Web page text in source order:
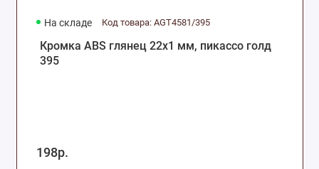
На складе Код товара: AGT4581/395
Кромка ABS глянец 22х1 мм, пикассо голд
395
198р.